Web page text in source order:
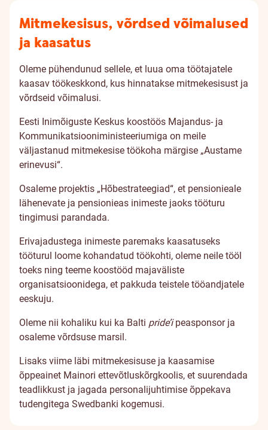
Mitmekesisus, võrdsed võimalused
ja kaasatus
Oleme pühendunud sellele, et luua oma töötajatele
kaasav töökeskkond, kus hinnatakse mitmekesisust ja
võrdseid võimalusi.
Eesti Inimõiguste Keskus koostöös Majandus- ja
Kommunikatsiooniministeeriumiga on meile
väljastanud mitmekesise töökoha märgise „Austame
erinevusi“.
Osaleme projektis „Hõbestrateegiad“, et pensionieale
lähenevate ja pensionieas inimeste jaoks tööturu
tingimusi parandada.
Erivajadustega inimeste paremaks kaasatuseks
tööturul loome kohandatud töökohti, oleme neile tööl
toeks ning teeme koostööd majaväliste
organisatsioonidega, et pakkuda teistele tööandjatele
eeskuju.
Oleme nii kohaliku kui ka Balti pride’ipeasponsor ja
osaleme võrdsuse marsil.
Lisaks viime läbi mitmekesisuse ja kaasamise
õppeainet Mainori ettevõtluskõrgkoolis, et suurendada
teadlikkust ja jagada personalijuhtimise õppekava
tudengitega Swedbanki kogemusi.